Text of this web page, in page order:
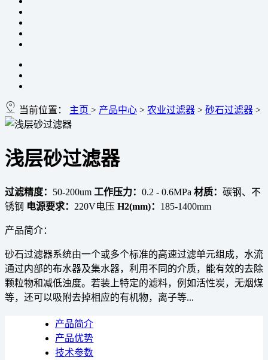
当前位置： 主页 > 产品中心 > 农业过滤器 > 砂石过滤器 >
浅层砂过滤器
过滤精度： 50-200um 工作压力： 0.2 - 0.6MPa 材质： 碳钢、不
锈钢 电源要求： 220V电压 H2(mm)： 185-1400mm
产品简介：
砂石过滤器系统由一个或多个标准的高速过滤单元组成，水流
通过内部的布水器及集水器，利用不同的介质，能有效的去除
颗粒物和减低浊度。若装上特定的滤料，例如活性炭，无烟煤
等，还可以吸附去掉相应的有机物，离子等...
产品简介
产品优势
技术参数